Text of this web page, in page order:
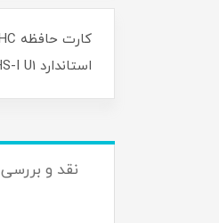
استاندارد UHS-I U1 و کلاس 10، تجربه‌ای سریع و مطمئن را در ذخیره‌سازی اطلاعات به شما هدیه می‌دهد. حالا خرید کنید و هر لحظه‌ای را بدون وقفه ثبت کنید!
نقد و بررسی